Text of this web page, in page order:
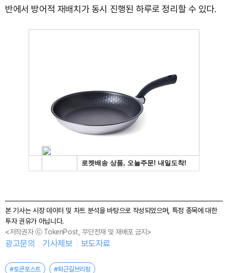
반에서 방어적 재배치가 동시 진행된 하루로 정리할 수 있다.
본 기사는 시장 데이터 및 차트 분석을 바탕으로 작성되었으며, 특정 종목에 대한
투자 권유가 아닙니다.
<저작권자 ⓒ TokenPost, 무단전재 및 재배포 금지>
광고문의 기사제보 보도자료
#토큰포스트 #퇴근길브리핑